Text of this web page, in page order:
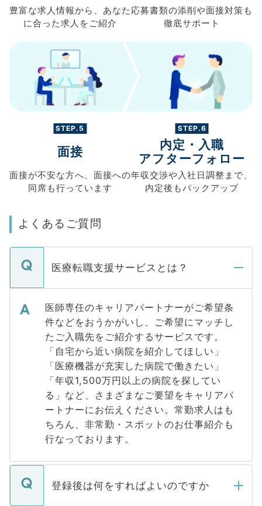
豊富な求人情報から、 あなた
に合った求人を ご紹介
応募書類の添削や面接対策も
徹底サポート
STEP.5
面接
面接が不安な方へ、 面接への
同席も行っています
STEP.6
内定・入職
アフターフォロー
年収交渉や入社日調整まで、
内定後もバックアップ
よくあるご質問
医療転職支援サービスとは？
医師専任のキャリアパートナーがご希望条
件などをおうかがいし、ご希望にマッチし
たご入職先をご紹介するサービスです。
「自宅から近い病院を紹介してほしい」
「医療機器が充実した病院で働きたい」
「年収1,500万円以上の病院を探してい
る」など、さまざまなご要望をキャリアパ
ートナーにお伝えください。常勤求人はも
ちろん、非常勤・スポットのお仕事紹介も
行なっております。
登録後は何をすればよいのですか